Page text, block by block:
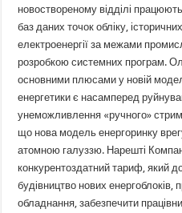
новоствореному відділі
баз даних точок обліку,
електроенергії за межами
розробкою системних програм.
основними плюсами у новій
енергетики є насамперед
унеможливлення «ручного»
що нова модель енергоринку
атомною галуззю. Нарешті
конкурентоздатний тариф, який
будівництво нових енергоблоків,
обладнання, забезпечити